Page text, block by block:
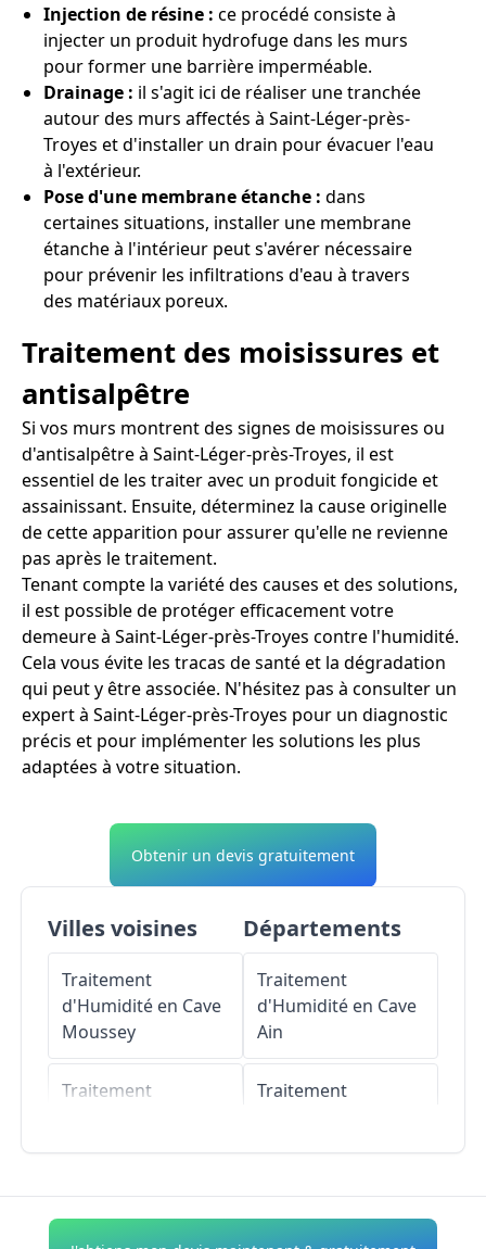
Injection de résine : ce procédé consiste à
injecter un produit hydrofuge dans les murs
pour former une barrière imperméable.
Drainage : il s'agit ici de réaliser une tranchée
autour des murs affectés à Saint-Léger-près-
Troyes et d'installer un drain pour évacuer l'eau
à l'extérieur.
Pose d'une membrane étanche : dans
certaines situations, installer une membrane
étanche à l'intérieur peut s'avérer nécessaire
pour prévenir les infiltrations d'eau à travers
des matériaux poreux.
Traitement des moisissures et
antisalpêtre
Si vos murs montrent des signes de moisissures ou
d'antisalpêtre à Saint-Léger-près-Troyes, il est
essentiel de les traiter avec un produit fongicide et
assainissant. Ensuite, déterminez la cause originelle
de cette apparition pour assurer qu'elle ne revienne
pas après le traitement.
Tenant compte la variété des causes et des solutions,
il est possible de protéger efficacement votre
demeure à Saint-Léger-près-Troyes contre l'humidité.
Cela vous évite les tracas de santé et la dégradation
qui peut y être associée. N'hésitez pas à consulter un
expert à Saint-Léger-près-Troyes pour un diagnostic
précis et pour implémenter les solutions les plus
adaptées à votre situation.
Obtenir un devis gratuitement
Villes voisines
Traitement
d'Humidité en Cave
Moussey
Traitement
Traitement
Départements
Traitement
d'Humidité en Cave
Ain
Traitement
Traitement